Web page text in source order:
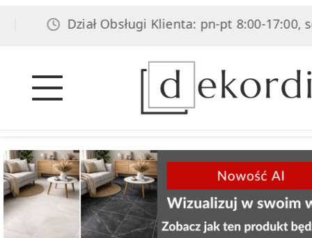
Dział Obsługi Klienta: pn-pt 8:00-17:00, sob